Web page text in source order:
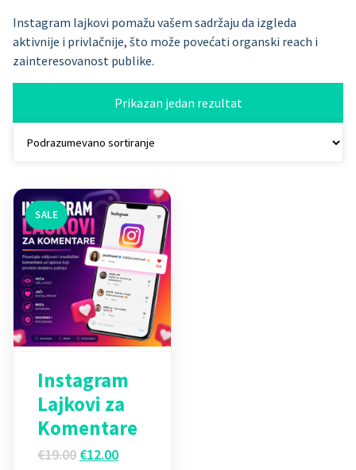
Instagram lajkovi pomažu vašem sadržaju da izgleda
aktivnije i privlačnije, što može povećati organski reach i
zainteresovanost publike.
Prikazan jedan rezultat
SALE
Instagram
Lajkovi za
Komentare
€19.00 Originalna
€12.00Trenutna